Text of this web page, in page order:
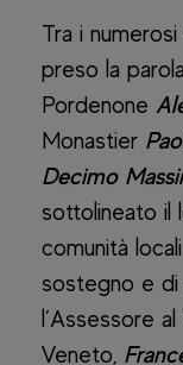
Tra i
preso la
Pordenone
Monastier
Decimo
sottolineato il
comunità
sostegno e di
l’Assessore
Veneto,